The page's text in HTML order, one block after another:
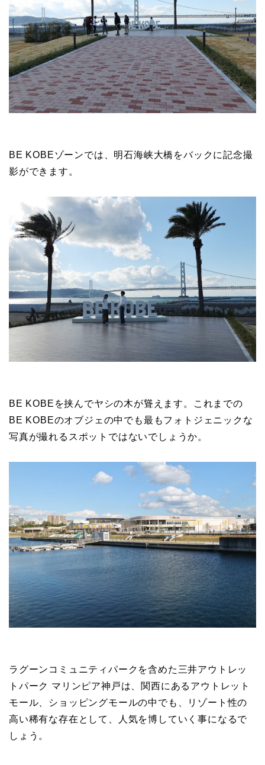
BE KOBEゾーンでは、明石海峡大橋をバックに記念撮
影ができます。
BE KOBEを挟んでヤシの木が聳えます。これまでの
BE KOBEのオブジェの中でも最もフォトジェニックな
写真が撮れるスポットではないでしょうか。
ラグーンコミュニティパークを含めた三井アウトレッ
トパーク マリンピア神戸は、関西にあるアウトレット
モール、ショッピングモールの中でも、リゾート性の
高い稀有な存在として、人気を博していく事になるで
しょう。